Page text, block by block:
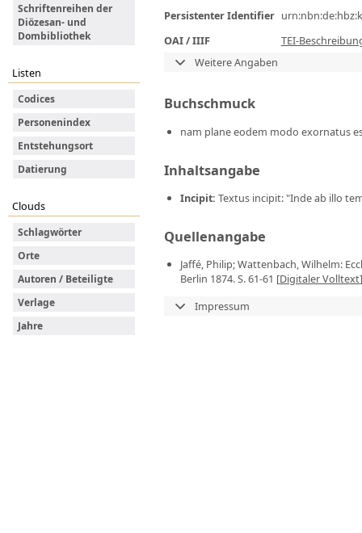
Schriftenreihen der
Diözesan- und
Dombibliothek
Listen
Codices
Personenindex
Entstehungsort
Datierung
Clouds
Schlagwörter
Orte
Autoren / Beteiligte
Verlage
Jahre
Persistenter Identifier
OAI / IIIF
TEI-
Weitere Angaben
Buchschmuck
nam plane eodem modo exornatus
Inhaltsangabe
Incipit: Textus incipit: "Inde ab illo
Quellenangabe
Jaffé, Philip; Wattenbach, Wilhelm:
Berlin 1874. S. 61-61 [Digitaler Volltext]
Impressum